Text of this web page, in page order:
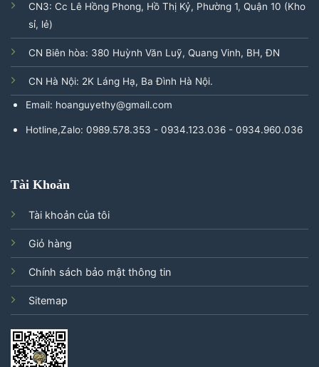
CN3: Cc Lê Hồng Phong, Hồ Thị Kỷ, Phường 1, Quận 10 (Kho
sỉ, lẻ)
CN Biên hòa: 380 Huỳnh Văn Luỹ, Quang Vinh, BH, ĐN
CN Hà Nội: 2K Láng Hạ, Ba Đình Hà Nội.
Email: hoanguyethy@gmail.com
Hotline,Zalo: 0989.578.353 - 0934.123.036 - 0934.960.036
Tài Khoản
Tài khoản của tôi
Giỏ hàng
Chính sách bảo mật thông tin
Sitemap